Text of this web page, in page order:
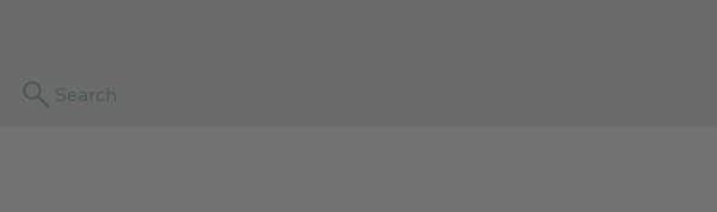
Search